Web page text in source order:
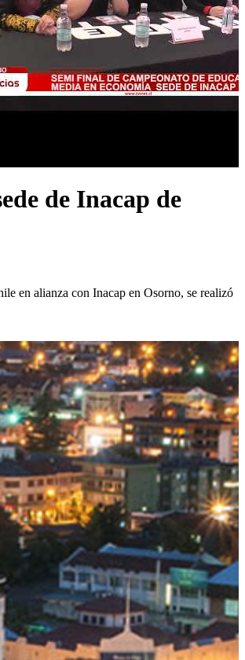
de Inacap de
en alianza con Inacap en Osorno, se realizó